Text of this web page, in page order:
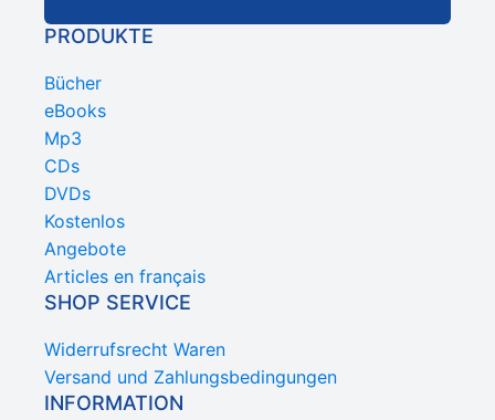
PRODUKTE
Bücher
eBooks
Mp3
CDs
DVDs
Kostenlos
Angebote
Articles en français
SHOP SERVICE
Widerrufsrecht Waren
Versand und Zahlungsbedingungen
INFORMATION